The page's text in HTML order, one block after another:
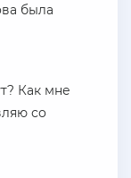
была
Как мне
со